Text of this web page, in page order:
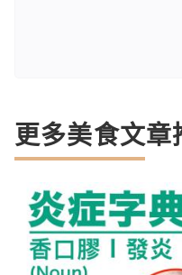
更多美食文章